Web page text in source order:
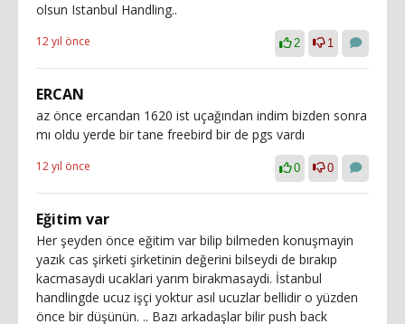
olsun Istanbul Handling..
12 yıl önce 2 1
ERCAN
az önce ercandan 1620 ist uçağından indim bizden sonra
mı oldu yerde bir tane freebird bir de pgs vardı
12 yıl önce 0 0
Eğitim var
Her şeyden önce eğitim var bilip bilmeden konuşmayin
yazık cas şirketi şirketinin değerini bilseydi de bırakıp
kacmasaydi ucaklari yarım birakmasaydi. İstanbul
handlingde ucuz işçi yoktur asıl ucuzlar bellidir o yüzden
önce bir düşünün. .. Bazı arkadaşlar bilir push back